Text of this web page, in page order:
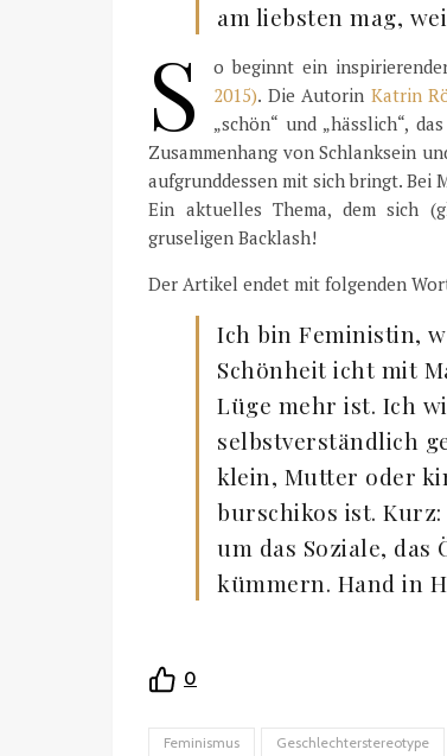
am liebsten mag,
S o beginnt ein
2015). Die Autorin Katrin
„schön“ und „hässlich“,
Zusammenhang von Schlanksein
aufgrunddessen mit sich bringt. Bei
Ein aktuelles Thema, dem sich
gruseligen Backlash!
Der Artikel endet mit folgenden
Ich bin Feministin,
Schönheit icht mit
Lüge mehr ist. Ich
selbstverständlich
klein, Mutter oder
burschikos ist.
um das Soziale, das
kümmern. Hand in
0
Feminismus Geschlechterstereotype